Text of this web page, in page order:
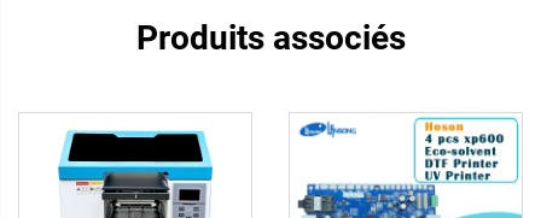
Produits associés